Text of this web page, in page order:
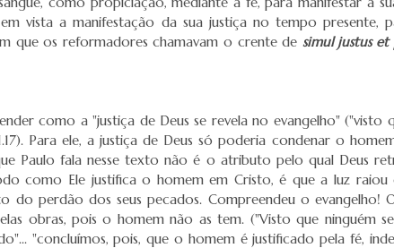
vista a manifestação da sua justiça no tempo presente,
que os reformadores chamavam o crente de simul justus
como a "justiça de Deus se revela no evangelho" ("visto
Para ele, a justiça de Deus só poderia condenar o
Paulo fala nesse texto não é o atributo pelo qual Deus
como Ele justifica o homem em Cristo, é que a luz
perdão dos seus pecados. Compreendeu o evangelho!
obras, pois o homem não as tem. ("Visto que ninguém
"concluímos, pois, que o homem é justificado pela fé,